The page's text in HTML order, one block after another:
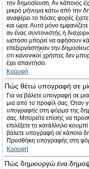
την δημοσίευση. Αν κάποιος
μικρό μήνυμα κάτω από την
αναφέρει το πόσες φορές
και ώρα. Αυτό μόνο εμφανίζετε
αν ένας συντονιστής ή
ωστόσο μπορεί να αφήσουν
επεξεργάστηκαν την
οτι κανονικοί χρήστες δεν
έχει απαντήσει.
Κορυφή
Πώς θέτω υπογραφή σε
Για να βάλετε υπογραφή σε
μια από το προφίλ σας. Όταν
υπογραφής στη φόρμα της
σας. Μπορείτε επίσης να
επιλέξετε το κατάλληλο
βάλετε υπογραφή σε κάποια
Προσθήκη υπογραφής στη
Κορυφή
Πώς δημιουργώ ένα